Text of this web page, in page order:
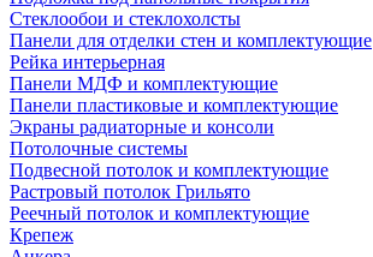
Стеклообои и стеклохолсты
Панели для отделки стен и комплектующие
Рейка интерьерная
Панели МДФ и комплектующие
Панели пластиковые и комплектующие
Экраны радиаторные и консоли
Потолочные системы
Подвесной потолок и комплектующие
Растровый потолок Грильято
Реечный потолок и комплектующие
Крепеж